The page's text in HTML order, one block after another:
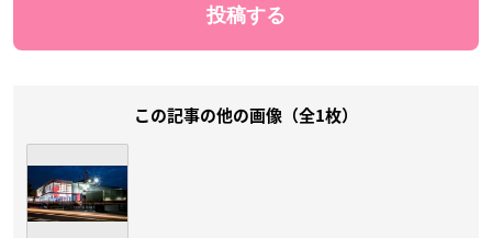
この記事の他の画像（全1枚）